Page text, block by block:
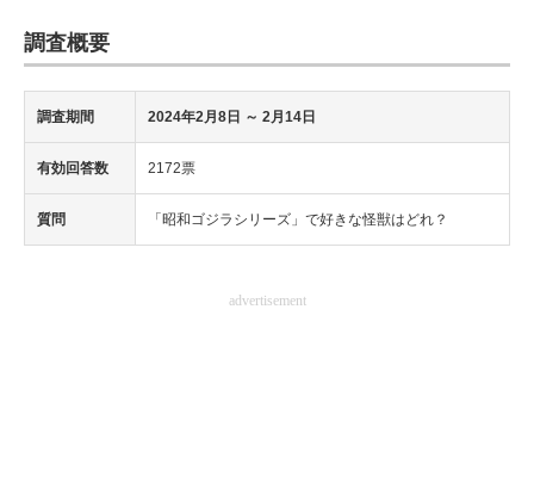
調査概要
調査期間 2024年2月8日 ～ 2月14日
有効回答数 2172票
質問 「昭和ゴジラシリーズ」で好きな怪獣はどれ？
advertisement